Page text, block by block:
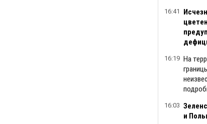
16:41
16:19 На
16:03
и